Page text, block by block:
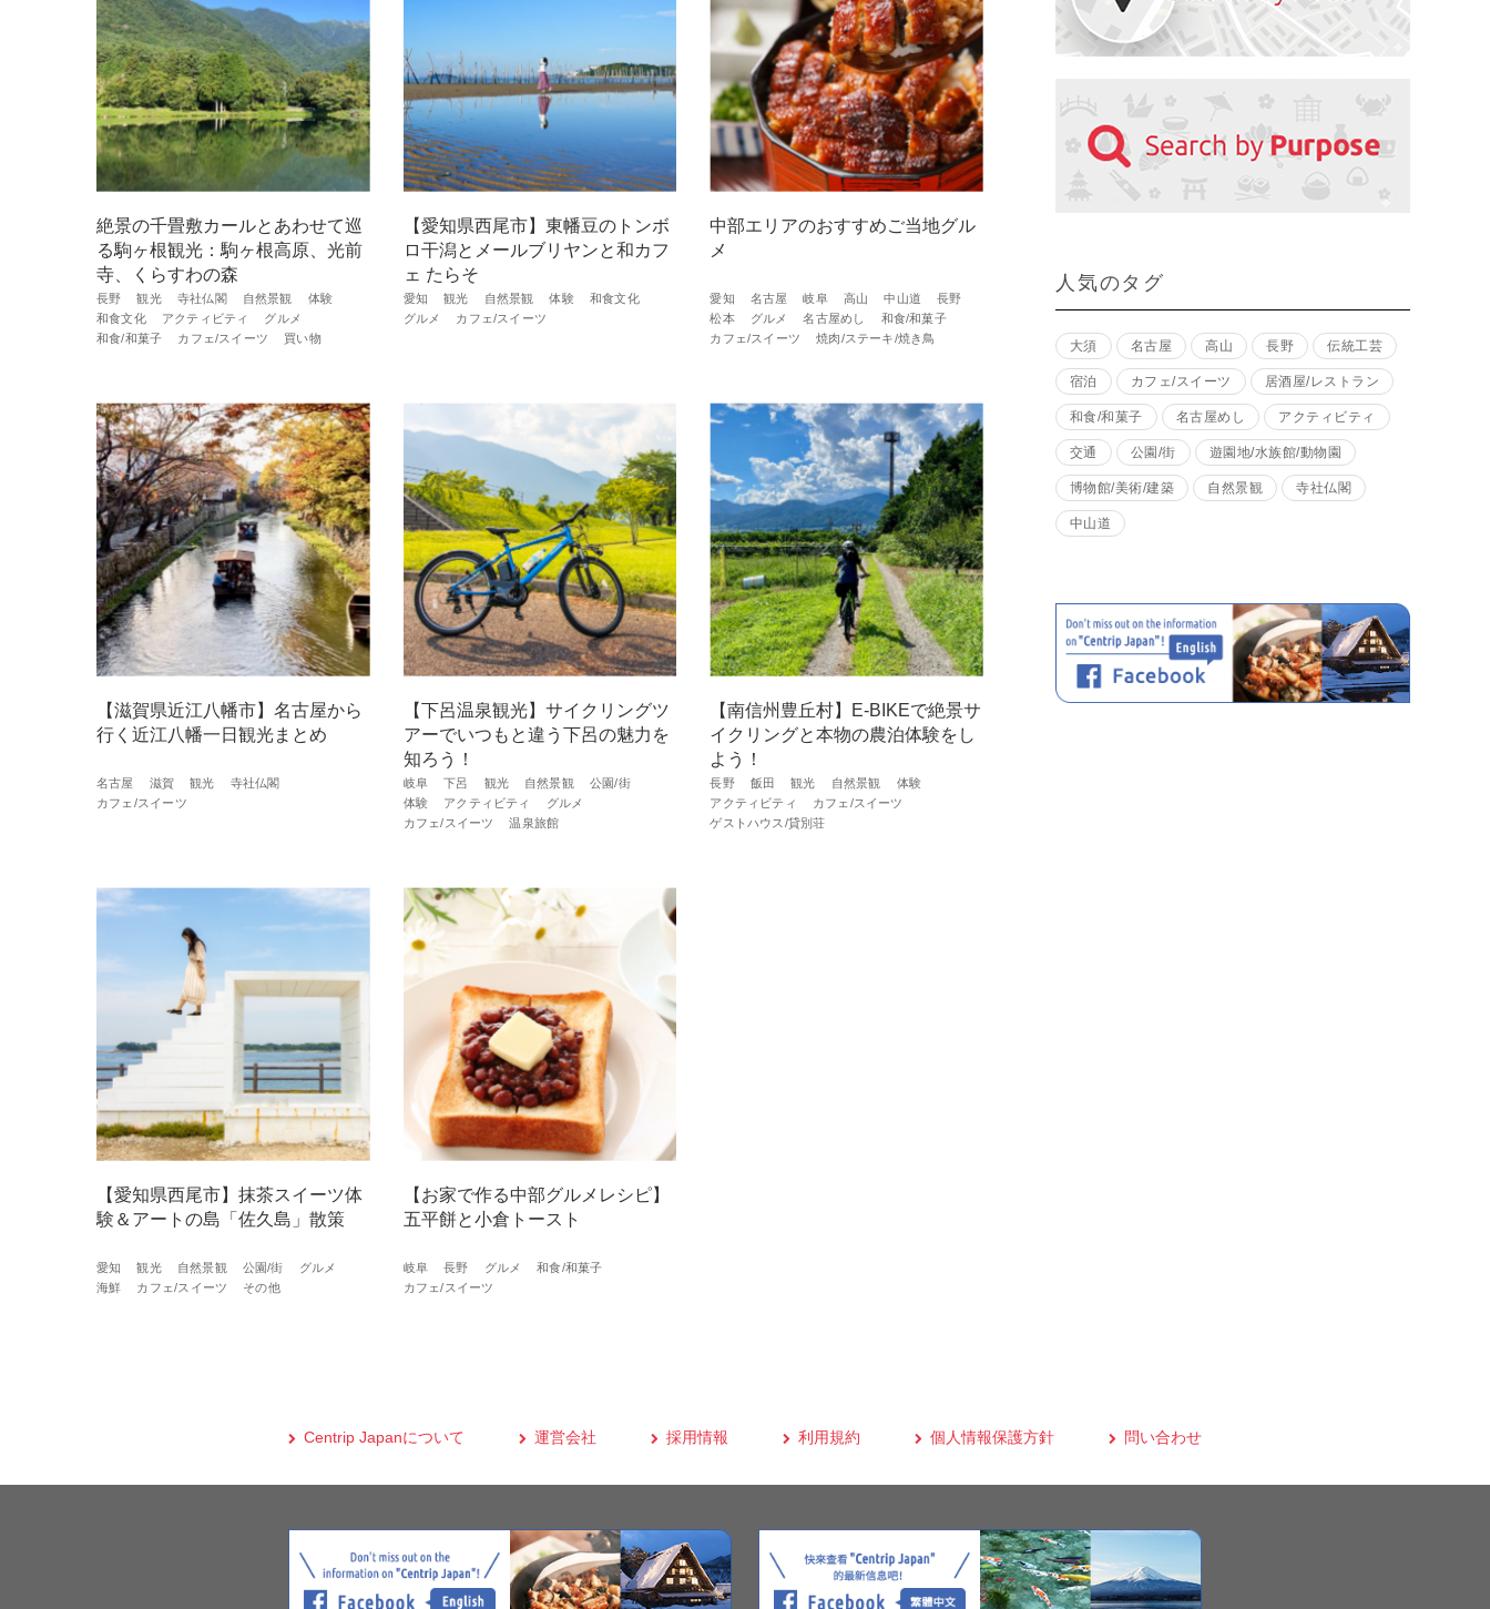
絶景の千畳敷カールとあわせて巡
る駒ヶ根観光：駒ヶ根高原、光前
寺、くらすわの森
長野 観光 寺社仏閣 自然景観
体験
和食文化
アクティビティ
グルメ
和食/和菓子
カフェ/スイーツ 買い物
【愛知県西尾市】東幡豆のトンボ
ロ干潟とメールブリヤンと和カフ
ェ たらそ
愛知 観光 自然景観 体験
和食文化
グルメ
カフェ/スイーツ
中部エリアのおすすめご当地グル
メ
愛知 名古屋 岐阜 高山 中山道
長野
松本
グルメ 名古屋めし
和食/和菓子
カフェ/スイーツ
焼肉/ステーキ/焼き鳥
【滋賀県近江八幡市】名古屋から
行く近江八幡一日観光まとめ
名古屋 滋賀 観光
寺社仏閣
カフェ/スイーツ
【下呂温泉観光】サイクリングツ
アーでいつもと違う下呂の魅力を
知ろう！
岐阜 下呂 観光 自然景観
公園/街
体験
アクティビティ
グルメ
カフェ/スイーツ
温泉旅館
【南信州豊丘村】E-BIKEで絶景サ
イクリングと本物の農泊体験をし
よう！
長野 飯田 観光 自然景観
体験
アクティビティ
カフェ/スイーツ
ゲストハウス/貸別荘
【愛知県西尾市】抹茶スイーツ体
験＆アートの島「佐久島」散策
愛知 観光 自然景観 公園/街
グルメ
海鮮
カフェ/スイーツ その他
【お家で作る中部グルメレシピ】
五平餅と小倉トースト
岐阜 長野 グルメ
和食/和菓子
カフェ/スイーツ
人気のタグ
大須 名古屋 高山 長野 伝統工芸
宿泊 カフェ/スイーツ 居酒屋/レストラン
和食/和菓子 名古屋めし アクティビティ
交通 公園/街 遊園地/水族館/動物園
博物館/美術/建築 自然景観 寺社仏閣
中山道
Centrip Japanについて 運営会社 採用情報 利用規約 個人情報保護方針 問い合わせ